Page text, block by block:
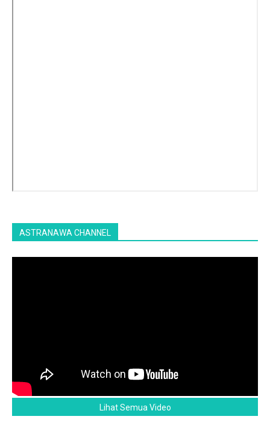
ASTRANAWA CHANNEL
Lihat Semua Video